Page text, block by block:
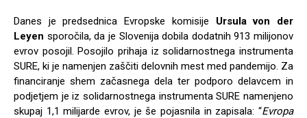
Danes je predsednica Evropske komisije Ursula von der
Leyen sporočila, da je Slovenija dobila dodatnih 913 milijonov
evrov posojil. Posojilo prihaja iz solidarnostnega instrumenta
SURE, ki je namenjen zaščiti delovnih mest med pandemijo. Za
financiranje shem začasnega dela ter podporo delavcem in
podjetjem je iz solidarnostnega instrumenta SURE namenjeno
skupaj 1,1 milijarde evrov, je še pojasnila in zapisala: “Evropa